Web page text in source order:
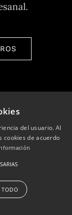
del usuario. Al
cookies de acuerdo
TODO